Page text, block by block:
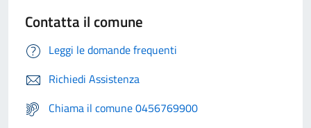
Contatta il comune
Leggi le domande frequenti
Richiedi Assistenza
Chiama il comune 0456769900